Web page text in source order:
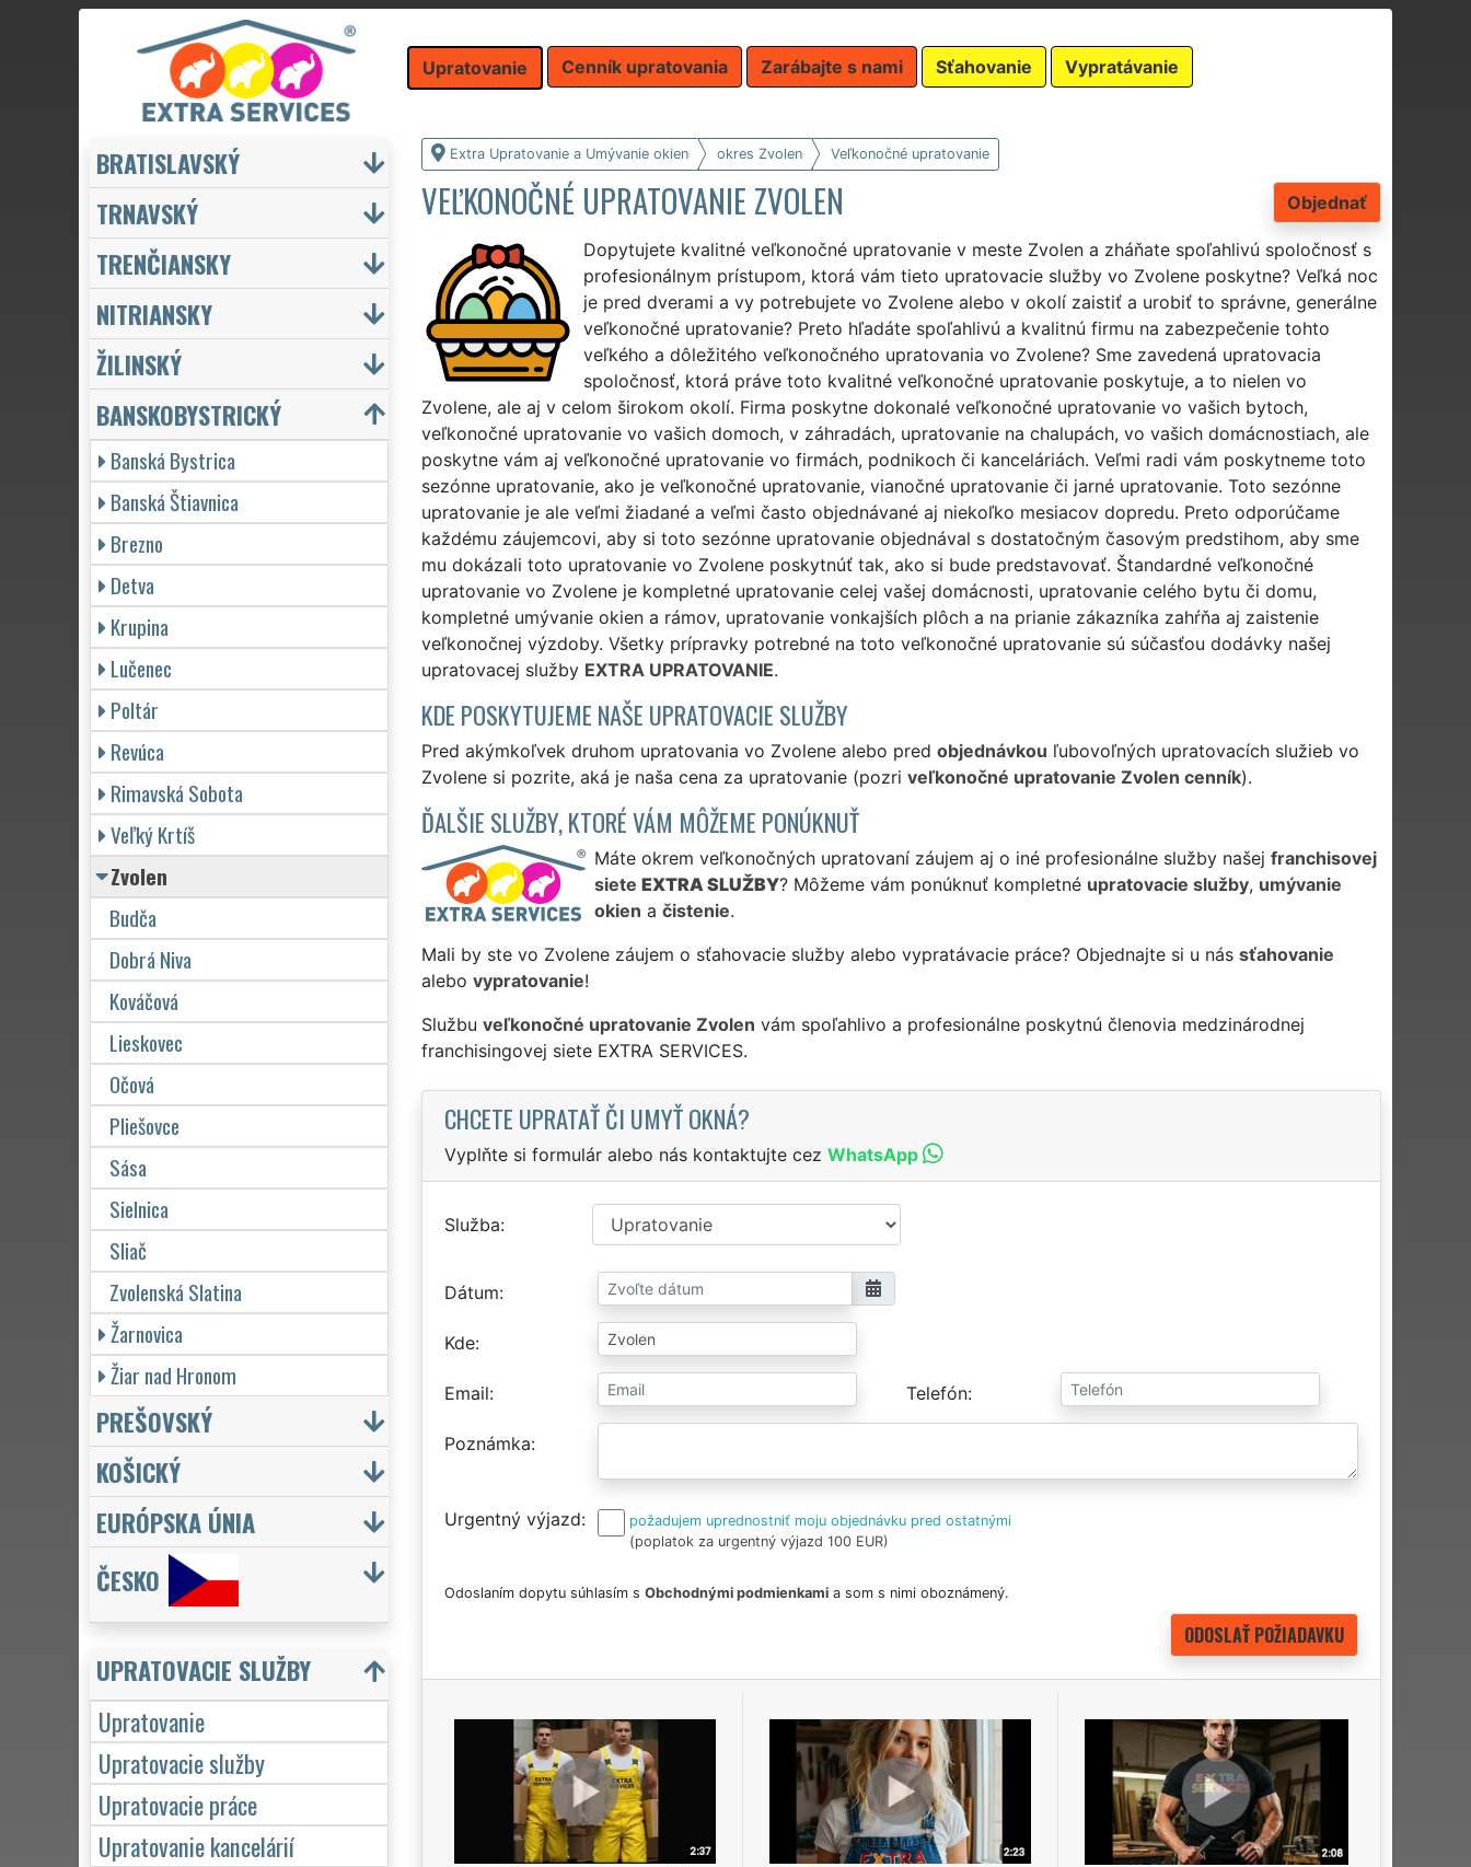
Upratovanie Cenník upratovania Zarábajte s nami Sťahovanie Vypratávanie
Extra Upratovanie a Umývanie okien okres Zvolen Veľkonočné upratovanie
Objednať
VEĽKONOČNÉ UPRATOVANIE ZVOLEN
Dopytujete kvalitné veľkonočné upratovanie v meste Zvolen a zháňate spoľahlivú spoločnosť s
profesionálnym prístupom, ktorá vám tieto upratovacie služby vo Zvolene poskytne? Veľká noc
je pred dverami a vy potrebujete vo Zvolene alebo v okolí zaistiť a urobiť to správne, generálne
veľkonočné upratovanie? Preto hľadáte spoľahlivú a kvalitnú firmu na zabezpečenie tohto
veľkého a dôležitého veľkonočného upratovania vo Zvolene? Sme zavedená upratovacia
spoločnosť, ktorá práve toto kvalitné veľkonočné upratovanie poskytuje, a to nielen vo
Zvolene, ale aj v celom širokom okolí. Firma poskytne dokonalé veľkonočné upratovanie vo vašich bytoch,
veľkonočné upratovanie vo vašich domoch, v záhradách, upratovanie na chalupách, vo vašich domácnostiach, ale
poskytne vám aj veľkonočné upratovanie vo firmách, podnikoch či kanceláriách. Veľmi radi vám poskytneme toto
sezónne upratovanie, ako je veľkonočné upratovanie, vianočné upratovanie či jarné upratovanie. Toto sezónne
upratovanie je ale veľmi žiadané a veľmi často objednávané aj niekoľko mesiacov dopredu. Preto odporúčame
každému záujemcovi, aby si toto sezónne upratovanie objednával s dostatočným časovým predstihom, aby sme
mu dokázali toto upratovanie vo Zvolene poskytnúť tak, ako si bude predstavovať. Štandardné veľkonočné
upratovanie vo Zvolene je kompletné upratovanie celej vašej domácnosti, upratovanie celého bytu či domu,
kompletné umývanie okien a rámov, upratovanie vonkajších plôch a na prianie zákazníka zahŕňa aj zaistenie
veľkonočnej výzdoby. Všetky prípravky potrebné na toto veľkonočné upratovanie sú súčasťou dodávky našej
upratovacej služby EXTRA UPRATOVANIE.
KDE POSKYTUJEME NAŠE UPRATOVACIE SLUŽBY
Pred akýmkoľvek druhom upratovania vo Zvolene alebo pred objednávkou ľubovoľných upratovacích služieb vo
Zvolene si pozrite, aká je naša cena za upratovanie (pozri veľkonočné upratovanie Zvolen cenník).
ĎALŠIE SLUŽBY, KTORÉ VÁM MÔŽEME PONÚKNUŤ
Máte okrem veľkonočných upratovaní záujem aj o iné profesionálne služby našej franchisovej
siete EXTRA SLUŽBY? Môžeme vám ponúknuť kompletné upratovacie služby, umývanie
okien a čistenie.
Mali by ste vo Zvolene záujem o sťahovacie služby alebo vypratávacie práce? Objednajte si u nás sťahovanie
alebo vypratovanie!
Službu veľkonočné upratovanie Zvolen vám spoľahlivo a profesionálne poskytnú členovia medzinárodnej
franchisingovej siete EXTRA SERVICES.
CHCETE UPRATAŤ ČI UMYŤ OKNÁ?
Vyplňte si formulár alebo nás kontaktujte cez WhatsApp
Služba
Dátum
Kde
Email Telefón
Poznámka
Urgentný výjazd
požadujem uprednostniť moju objednávku pred ostatnými
(poplatok za urgentný výjazd 100 EUR)
Odoslaním dopytu súhlasím s Obchodnými podmienkamia som s nimi oboznámený.
BRATISLAVSKÝ
TRNAVSKÝ
TRENČIANSKY
NITRIANSKY
ŽILINSKÝ
BANSKOBYSTRICKÝ
Banská Bystrica
Banská Štiavnica
Brezno
Detva
Krupina
Lučenec
Poltár
Revúca
Rimavská Sobota
Veľký Krtíš
Zvolen
Budča
Dobrá Niva
Kováčová
Lieskovec
Očová
Pliešovce
Sása
Sielnica
Sliač
Zvolenská Slatina
Žarnovica
Žiar nad Hronom
PREŠOVSKÝ
KOŠICKÝ
EURÓPSKA ÚNIA
ČESKO
UPRATOVACIE SLUŽBY
Upratovanie
Upratovacie služby
Upratovacie práce
Upratovanie kancelárií